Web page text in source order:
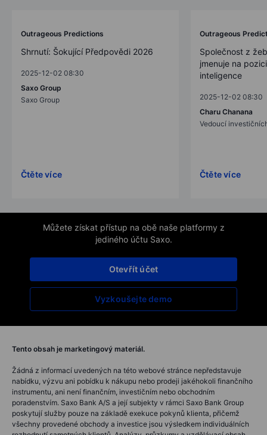
Outrageous Predictions
Shrnutí: Šokující Předpovědi 2026
2025-12-02 08:30
Saxo Group
Saxo Group
Čtěte více
Outrageous
Společnost z
jmenuje na
inteligence
2025-12-02 08:30
Charu Chanana
Vedoucí
Čtěte více
Můžete získat přístup na obě naše platformy z
jediného účtu Saxo.
Vyzkoušejte demo
Otevřít účet
Tento obsah je marketingový materiál.
Žádná z informací uvedených na této webové stránce nepředstavuje
nabídku, výzvu ani pobídku k nákupu nebo prodeji jakéhokoli finančního
instrumentu, ani není finančním, investičním nebo obchodním
poradenstvím. Saxo Bank A/S a její subjekty v rámci Saxo Bank Group
poskytují služby pouze na základě exekuce pokynů klienta, přičemž
všechny provedené obchody a investice jsou výsledkem individuálních